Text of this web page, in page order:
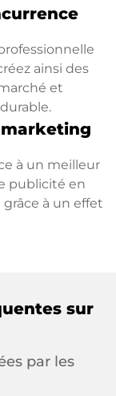
ainsi des
et
à un meilleur
publicité en
à un effet
sur
par les